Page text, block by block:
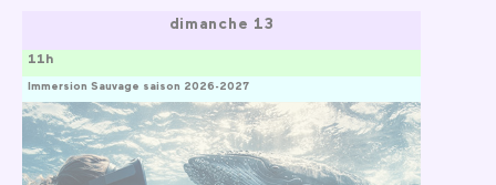
dimanche 13
Immersion Sauvage saison 2026-2027
11h